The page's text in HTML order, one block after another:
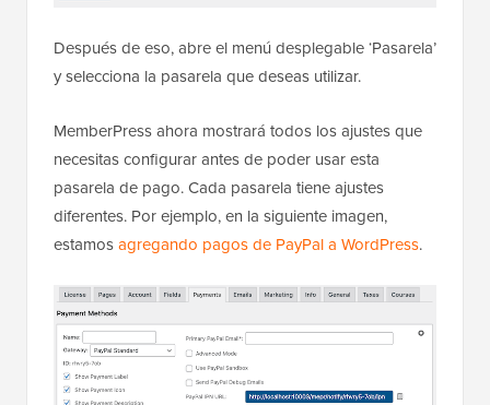
Después de eso, abre el menú desplegable ‘Pasarela’
y selecciona la pasarela que deseas utilizar.
MemberPress ahora mostrará todos los ajustes que
necesitas configurar antes de poder usar esta
pasarela de pago. Cada pasarela tiene ajustes
diferentes. Por ejemplo, en la siguiente imagen,
estamosagregando pagos de PayPal a WordPress.